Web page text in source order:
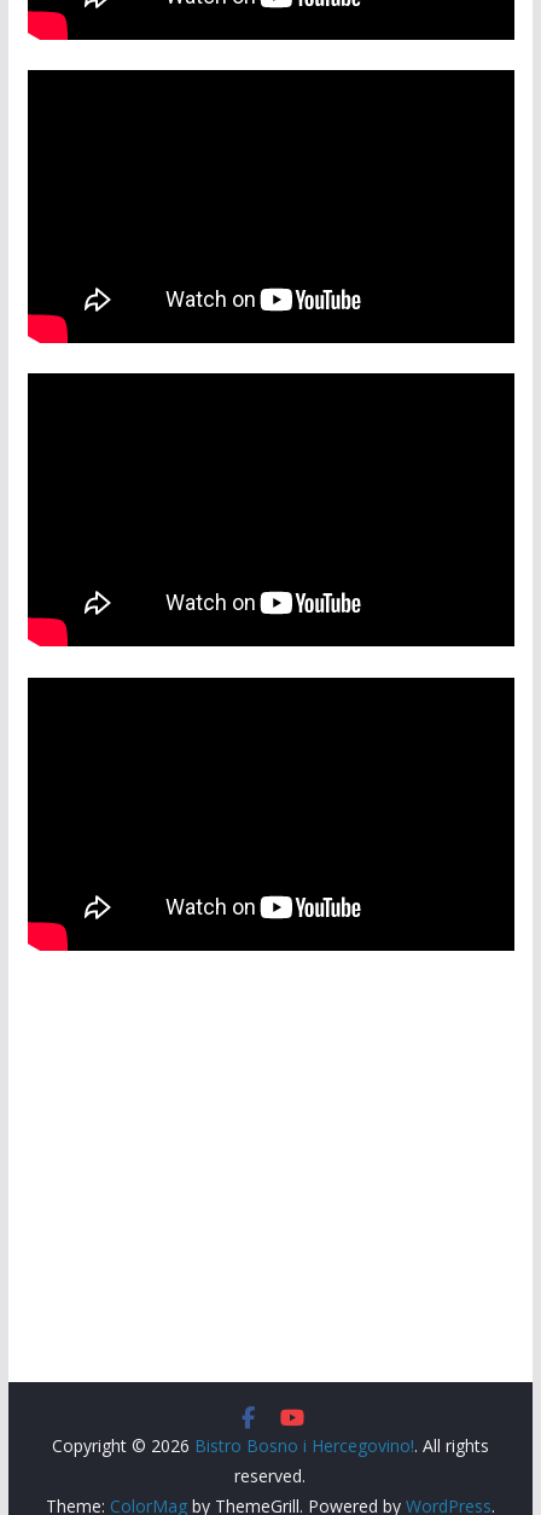
Copyright © 2026 Bistro Bosno i Hercegovino!. All rights
reserved.
Theme: ColorMagby ThemeGrill. Powered by WordPress.